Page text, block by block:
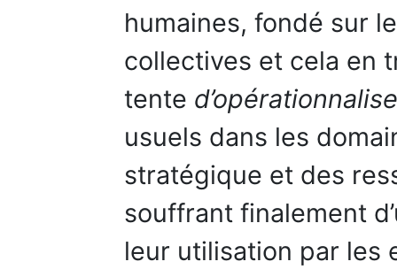
humaines, fondé sur
collectives et cela en
tente
usuels dans les
stratégique et des
souffrant finalement
leur utilisation par les